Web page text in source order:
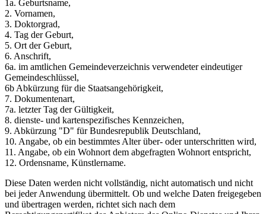
1a. Geburtsname,
2. Vornamen,
3. Doktorgrad,
4. Tag der Geburt,
5. Ort der Geburt,
6. Anschrift,
6a. im amtlichen Gemeindeverzeichnis verwendeter eindeutiger
Gemeindeschlüssel,
6b Abkürzung für die Staatsangehörigkeit,
7. Dokumentenart,
7a. letzter Tag der Gültigkeit,
8. dienste- und kartenspezifisches Kennzeichen,
9. Abkürzung "D" für Bundesrepublik Deutschland,
10. Angabe, ob ein bestimmtes Alter über- oder unterschritten wird,
11. Angabe, ob ein Wohnort dem abgefragten Wohnort entspricht,
12. Ordensname, Künstlername.
Diese Daten werden nicht vollständig, nicht automatisch und nicht
bei jeder Anwendung übermittelt. Ob und welche Daten freigegeben
und übertragen werden, richtet sich nach dem